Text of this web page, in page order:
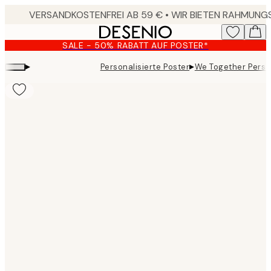
content.
SALE - 50% RABATT AUF POSTER*
▸ Personalisierte Poster▸We Together